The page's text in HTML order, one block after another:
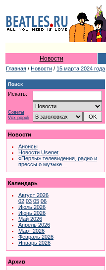
Новости
Главная / Новости / 15 марта 2024 года
Поиск
Искать:
Советы
Vox populi
Новости
Анонсы
Новости Usenet
«Перлы» телевидения, радио и
прессы о музыке…
Календарь
Август 2026
02 03 05 06
Июль 2026
Июнь 2026
Май 2026
Апрель 2026
Март 2026
Февраль 2026
Январь 2026
Архив